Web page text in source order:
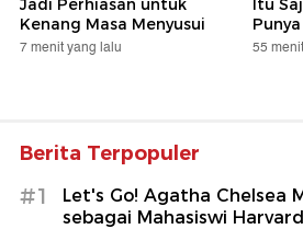
Jadi Perhiasan untuk
Kenang Masa Menyusui
7 menit yang lalu
Itu
55
Berita Terpopuler
#1
Let's Go! Agatha Chelsea
sebagai Mahasiswi Harvard